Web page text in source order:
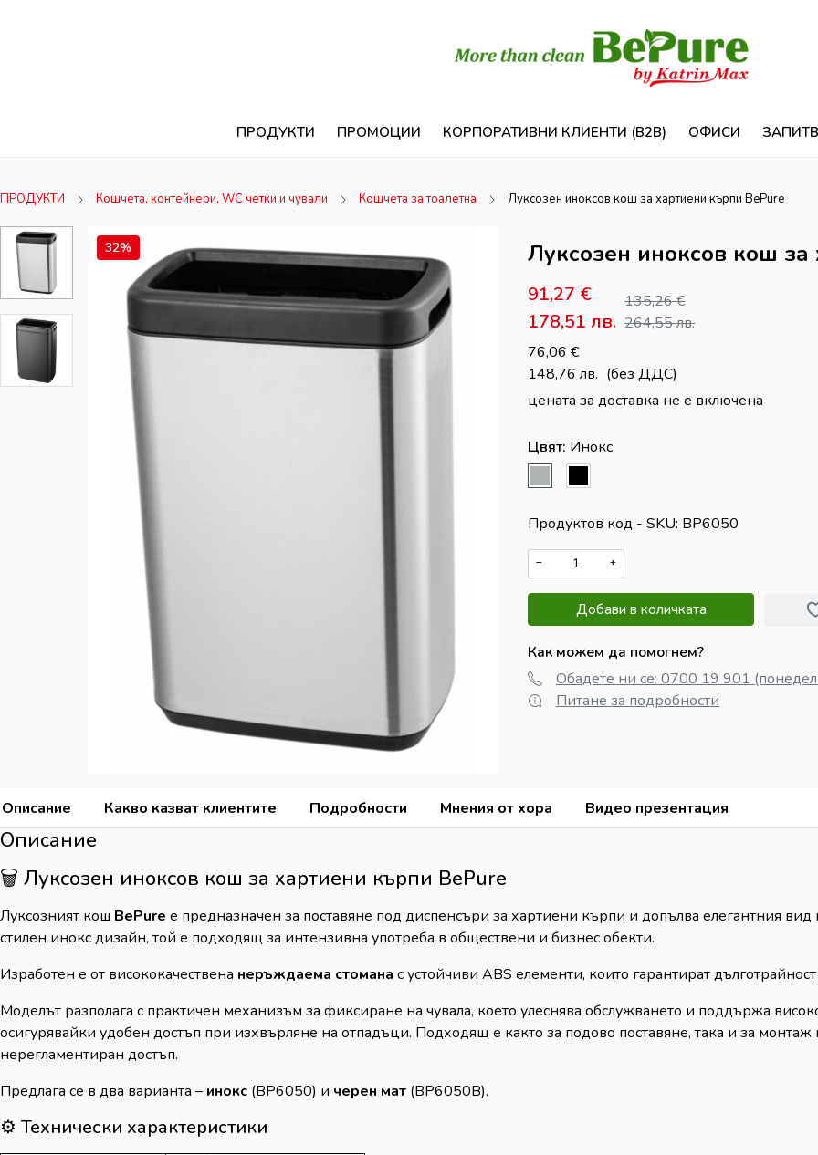
ПРОДУКТИ ПРОМОЦИИ КОРПОРАТИВНИ КЛИЕНТИ (B2B) ОФИСИ
ПРОДУКТИ Кошчета, контейнери, WC четки и чували Кошчета за тоалетна Луксозен иноксов кош за хартиени кърпи BePure
32% Луксозен иноксов кош
91,27 €
178,51 лв.
135,26€
264,55лв.
76,06 €
148,76 лв. (без ДДС)
цената за доставка не е включена
Цвят: Инокс
Продуктов код - SKU BP6050
− +
Добави в количката
Как можем да помогнем?
Обадете ни се: 0700 19 901
Питане за подробности
Описание Какво казват клиентите Подробности Мнения от хора Видео презентация
Описание
🗑️ Луксозен иноксов кош за хартиени кърпи BePure
Луксозният кош BePure е предназначен за поставяне под диспенсъри за хартиени кърпи и допълва елегантния
стилен инокс дизайн, той е подходящ за интензивна употреба в обществени и бизнес обекти.
Изработен е от висококачествена неръждаема стомана с устойчиви ABS елементи, които гарантират
Моделът разполага с практичен механизъм за фиксиране на чувала, което улеснява обслужването и поддържа
осигурявайки удобен достъп при изхвърляне на отпадъци. Подходящ е както за подово поставяне, така и за монтаж
нерегламентиран достъп.
Предлага се в два варианта – инокс (BP6050) и черен мат (BP6050B).
⚙️ Технически характеристики